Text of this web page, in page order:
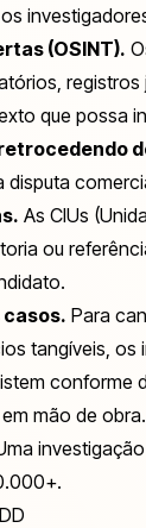
(OSINT).
registros
que possa
disputa
As CIUs
ou
casos. Para
tangíveis,
conforme
mão de